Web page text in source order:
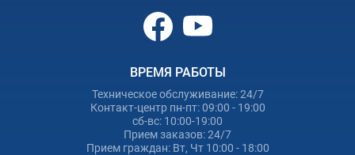
ВРЕМЯ РАБОТЫ
Техническое обслуживание: 24/7
Контакт-центр пн-пт: 09:00 - 19:00
сб-вс: 10:00-19:00
Прием заказов: 24/7
Прием граждан: Вт, Чт 10:00 - 18:00